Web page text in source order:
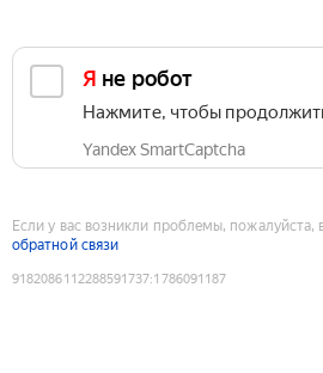
Я не робот
Нажмите, чтобы
Yandex SmartCaptcha
Если у вас возникли проблемы, пожалуйста,
обратной связи
9182086112288591737:1786091187